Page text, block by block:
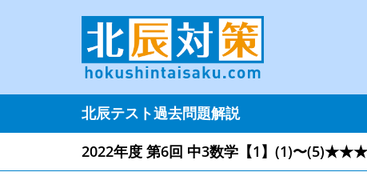
北辰テスト過去問題解説
2022年度 第6回 中3数学【1】(1)〜